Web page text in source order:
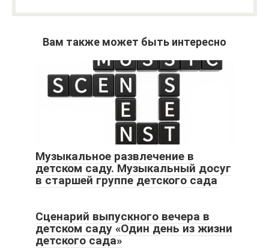
Вам также может быть интересно
Музыкальное развлечение в
детском саду. Музыкальный досуг
в старшей группе детского сада
Сценарий выпускного вечера в
детском саду «Один день из жизни
детского сада»